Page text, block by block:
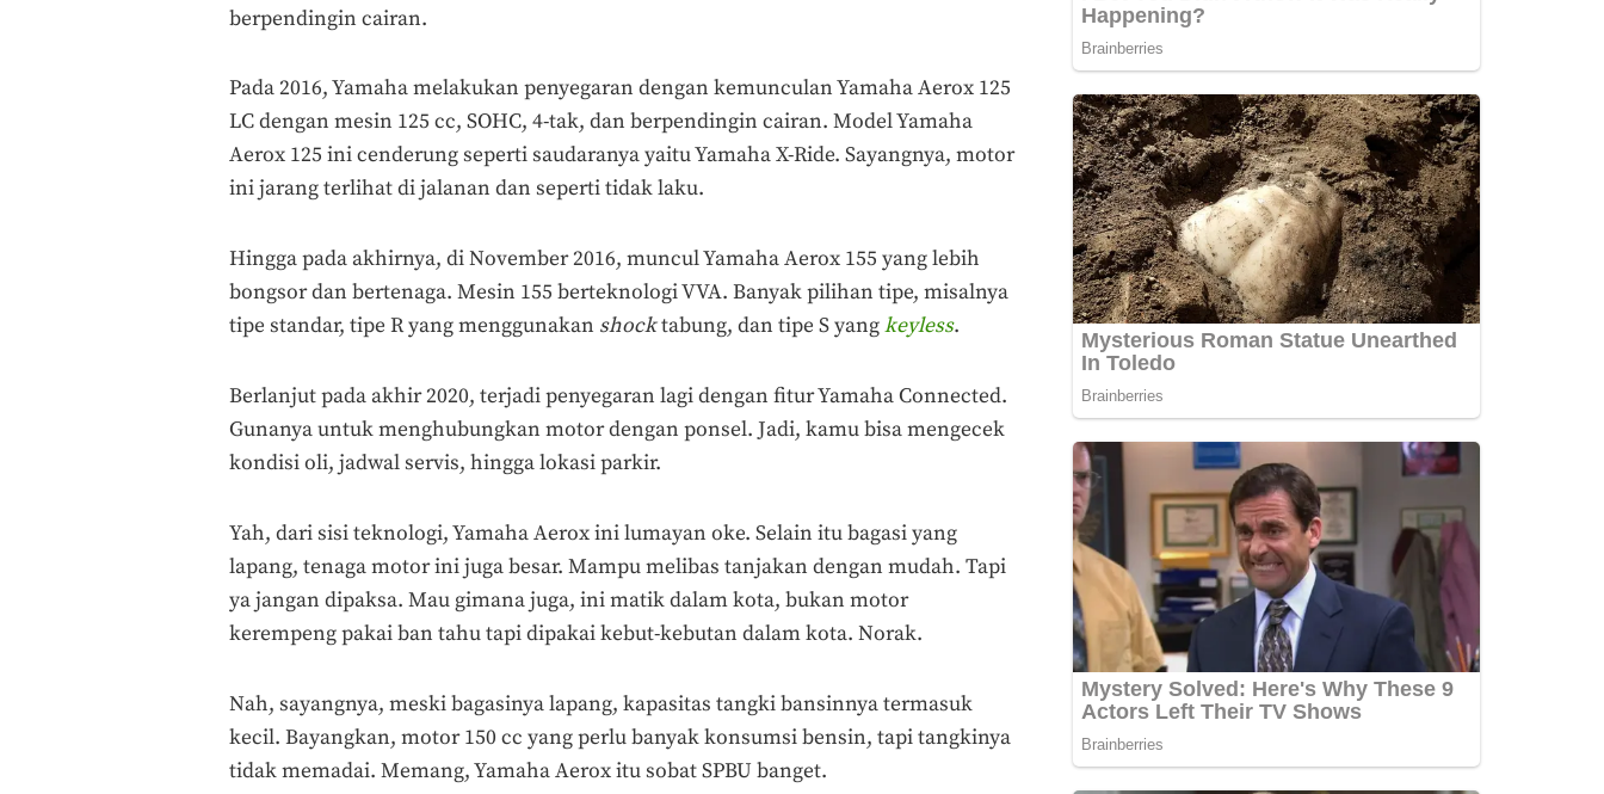
berpendingin cairan.
Pada 2016, Yamaha melakukan penyegaran dengan kemunculan Yamaha Aerox 125
LC dengan mesin 125 cc, SOHC, 4-tak, dan berpendingin cairan. Model Yamaha
Aerox 125 ini cenderung seperti saudaranya yaitu Yamaha X-Ride. Sayangnya, motor
ini jarang terlihat di jalanan dan seperti tidak laku.
Hingga pada akhirnya, di November 2016, muncul Yamaha Aerox 155 yang lebih
bongsor dan bertenaga. Mesin 155 berteknologi VVA. Banyak pilihan tipe, misalnya
tipe standar, tipe R yang menggunakan shocktabung, dan tipe S yangkeyless.
Berlanjut pada akhir 2020, terjadi penyegaran lagi dengan fitur Yamaha Connected.
Gunanya untuk menghubungkan motor dengan ponsel. Jadi, kamu bisa mengecek
kondisi oli, jadwal servis, hingga lokasi parkir.
Yah, dari sisi teknologi, Yamaha Aerox ini lumayan oke. Selain itu bagasi yang
lapang, tenaga motor ini juga besar. Mampu melibas tanjakan dengan mudah. Tapi
ya jangan dipaksa. Mau gimana juga, ini matik dalam kota, bukan motor
kerempeng pakai ban tahu tapi dipakai kebut-kebutan dalam kota. Norak.
Nah, sayangnya, meski bagasinya lapang, kapasitas tangki bansinnya termasuk
kecil. Bayangkan, motor 150 cc yang perlu banyak konsumsi bensin, tapi tangkinya
tidak memadai. Memang, Yamaha Aerox itu sobat SPBU banget.